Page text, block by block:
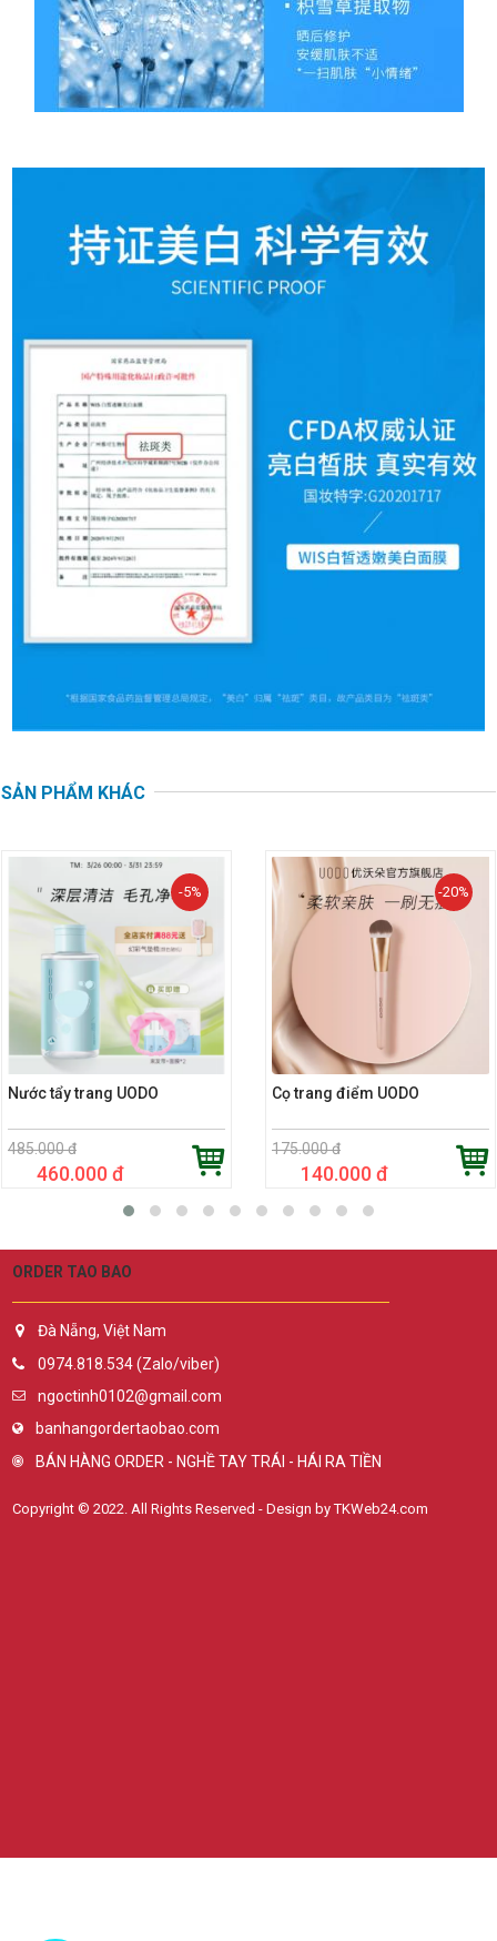
SẢN PHẨM KHÁC
-5%
Nước tẩy trang UODO
485.000 đ
460.000 đ
-20%
Cọ trang điểm UODO
175.000 đ
140.000 đ
ORDER TAO BAO
Đà Nẵng, Việt Nam
0974.818.534 (Zalo/viber)
ngoctinh0102@gmail.com
banhangordertaobao.com
BÁN HÀNG ORDER - NGHỀ TAY TRÁI - HÁI RA TIỀN
Copyright © 2022. All Rights Reserved - Design by TKWeb24.com